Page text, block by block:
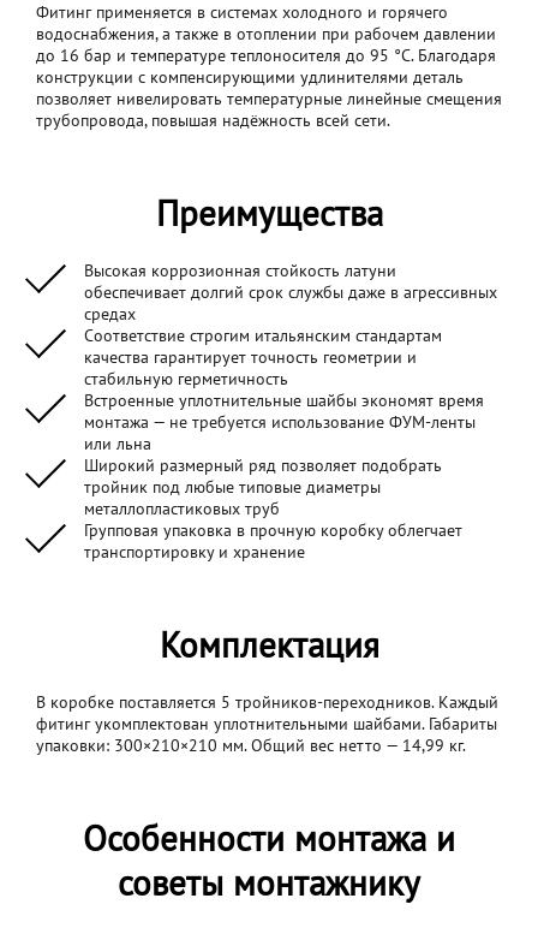
Фитинг применяется в системах холодного и горячего
водоснабжения, а также в отоплении при рабочем давлении
до 16 бар и температуре теплоносителя до 95 °C. Благодаря
конструкции с компенсирующими удлинителями деталь
позволяет нивелировать температурные линейные смещения
трубопровода, повышая надёжность всей сети.
Преимущества
Высокая коррозионная стойкость латуни
обеспечивает долгий срок службы даже в агрессивных
средах
Соответствие строгим итальянским стандартам
качества гарантирует точность геометрии и
стабильную герметичность
Встроенные уплотнительные шайбы экономят время
монтажа — не требуется использование ФУМ-ленты
или льна
Широкий размерный ряд позволяет подобрать
тройник под любые типовые диаметры
металлопластиковых труб
Групповая упаковка в прочную коробку облегчает
транспортировку и хранение
Комплектация
В коробке поставляется 5 тройников-переходников. Каждый
фитинг укомплектован уплотнительными шайбами. Габариты
упаковки: 300×210×210 мм. Общий вес нетто — 14,99 кг.
Особенности монтажа и
советы монтажнику